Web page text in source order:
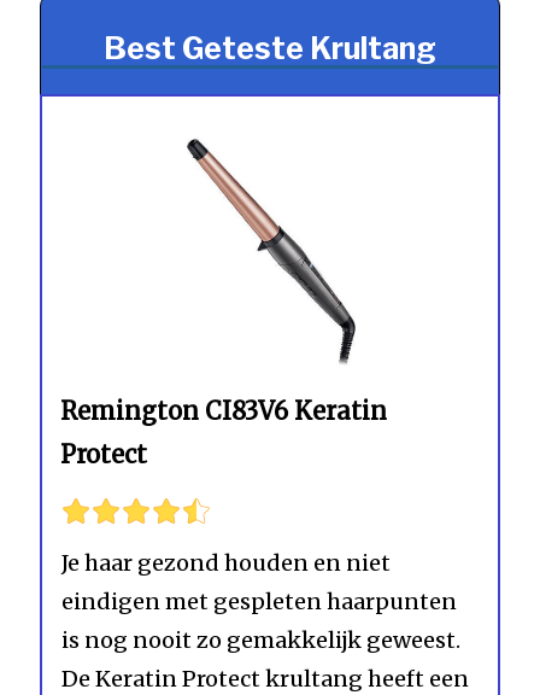
Best Geteste Krultang
Remington CI83V6 Keratin
Protect
Je haar gezond houden en niet
eindigen met gespleten haarpunten
is nog nooit zo gemakkelijk geweest.
De Keratin Protect krultang heeft een